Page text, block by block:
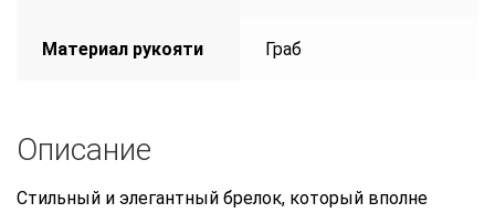
Материал рукояти Граб
Описание
Стильный и элегантный брелок, который вполне